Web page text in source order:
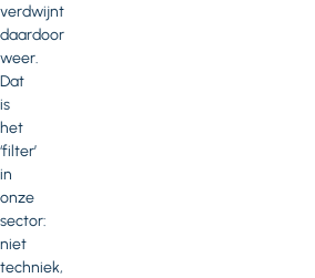
verdwijnt
daardoor
weer.
Dat
is
het
‘filter’
in
onze
sector:
niet
techniek,